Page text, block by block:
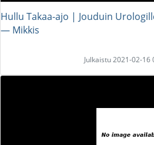
Hullu Takaa-ajo | Jouduin
― Mikkis
Julkaistu 2021-02-